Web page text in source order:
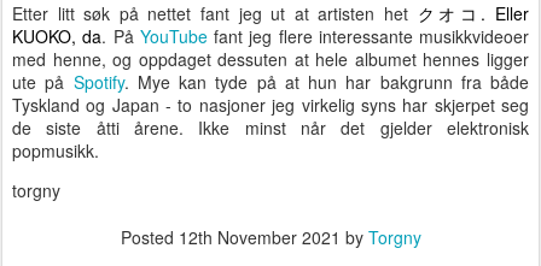
Etter litt søk på nettet fant jeg ut at artisten het クオコ. Eller
KUOKO, da. På YouTubefant jeg flere interessante musikkvideoer
med henne, og oppdaget dessuten at hele albumet hennes ligger
ute på Spotify. Mye kan tyde på at hun har bakgrunn fra både
Tyskland og Japan - to nasjoner jeg virkelig syns har skjerpet seg
de siste åtti årene. Ikke minst når det gjelder elektronisk
popmusikk.
torgny
Posted 12th November 2021 by Torgny